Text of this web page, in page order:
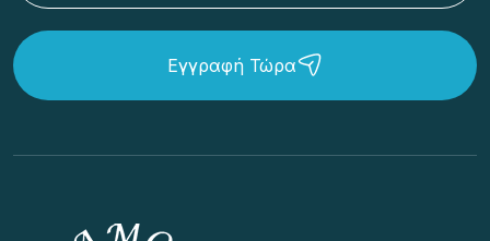
Εγγραφή Τώρα